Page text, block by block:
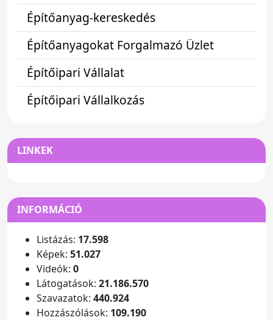
Építőanyag-kereskedés
Építőanyagokat Forgalmazó Üzlet
Építőipari Vállalat
Építőipari Vállalkozás
LINKEK
INFORMÁCIÓ
Listázás: 17.598
Képek: 51.027
Videók: 0
Látogatások: 21.186.570
Szavazatok: 440.924
Hozzászólások: 109.190